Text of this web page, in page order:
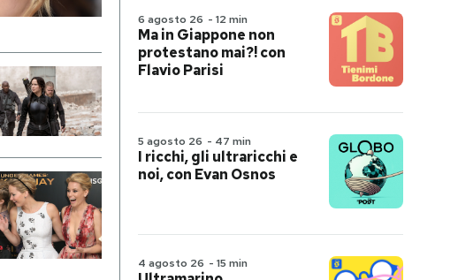
6 agosto 26 - 12 min
Ma in Giappone non
protestano mai?! con
Flavio Parisi
5 agosto 26 - 47 min
I ricchi, gli ultraricchi e
noi, con Evan Osnos
4 agosto 26 - 15 min